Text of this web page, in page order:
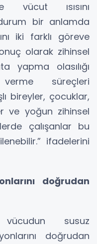
ısısını
bir anlamda
iki farklı göreve
olarak zihinsel
yapma olasılığı
süreçleri
bireyler, çocuklar,
ve yoğun zihinsel
çalışanlar bu
ifadelerini
doğrudan
susuz
doğrudan